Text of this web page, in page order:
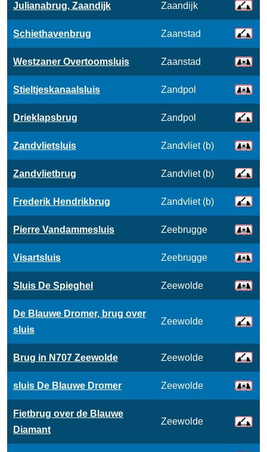
Julianabrug, Zaandijk Zaandijk
Schiethavenbrug Zaanstad
Westzaner Overtoomsluis Zaanstad
Stieltjeskanaalsluis Zandpol
Drieklapsbrug Zandpol
Zandvlietsluis Zandvliet (b)
Zandvlietbrug Zandvliet (b)
Frederik Hendrikbrug Zandvliet (b)
Pierre Vandammesluis Zeebrugge
Visartsluis Zeebrugge
Sluis De Spieghel Zeewolde
De Blauwe Dromer, brug over
sluis
Zeewolde
Brug in N707 Zeewolde Zeewolde
sluis De Blauwe Dromer Zeewolde
Fietbrug over de Blauwe
Diamant
Zeewolde